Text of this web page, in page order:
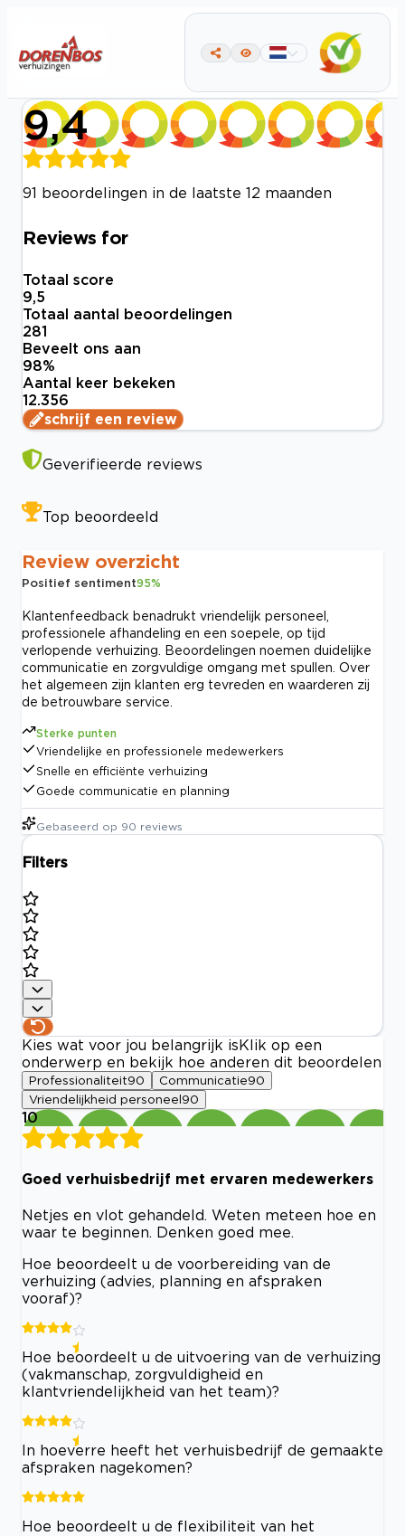
9,4
91 beoordelingen in de laatste 12 maanden
Reviews for
Totaal score
9,5
Totaal aantal beoordelingen
281
Beveelt ons aan
98%
Aantal keer bekeken
12.356
schrijf een review
Geverifieerde reviews
Top beoordeeld
Review overzicht
Positief sentiment95%
Klantenfeedback benadrukt vriendelijk personeel,
professionele afhandeling en een soepele, op tijd
verlopende verhuizing. Beoordelingen noemen duidelijke
communicatie en zorgvuldige omgang met spullen. Over
het algemeen zijn klanten erg tevreden en waarderen zij
de betrouwbare service.
Sterke punten
Vriendelijke en professionele medewerkers
Snelle en efficiënte verhuizing
Goede communicatie en planning
Gebaseerd op 90 reviews
Filters
Kies wat voor jou belangrijk is Klik op een
onderwerp en bekijk hoe anderen dit beoordelen
Professionaliteit90 Communicatie90
Vriendelijkheid personeel 90
10
Goed verhuisbedrijf met ervaren medewerkers
Netjes en vlot gehandeld. Weten meteen hoe en
waar te beginnen. Denken goed mee.
Hoe beoordeelt u de voorbereiding van de
verhuizing (advies, planning en afspraken
vooraf)?
Hoe beoordeelt u de uitvoering van de verhuizing
(vakmanschap, zorgvuldigheid en
klantvriendelijkheid van het team)?
In hoeverre heeft het verhuisbedrijf de gemaakte
afspraken nagekomen?
Hoe beoordeelt u de flexibiliteit van het